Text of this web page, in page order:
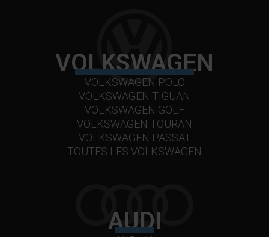
VOLKSWAGEN
VOLKSWAGEN POLO
VOLKSWAGEN TIGUAN
VOLKSWAGEN GOLF
VOLKSWAGEN TOURAN
VOLKSWAGEN PASSAT
TOUTES LES VOLKSWAGEN
AUDI